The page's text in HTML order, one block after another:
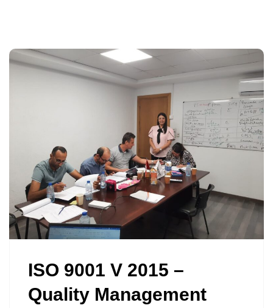
ISO 9001 V 2015 –
Quality Management